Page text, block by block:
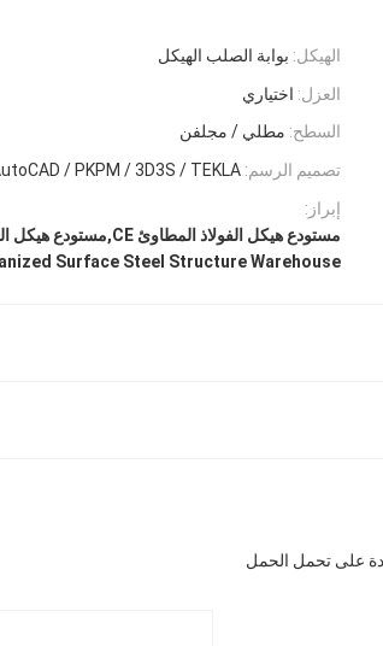
الهيكل: بوابة الصلب الهيكل
العزل: اختياري
السطح: مطلي / مجلفن
تصميم الرسم: / PKPM / 3D3S / TEKLA
إبراز:
مستودع هيكل الفولاذ المطاوئ CE,مستودع هيكل الفولاذ السطحي المصقول
Surface Steel Structure Warehouse